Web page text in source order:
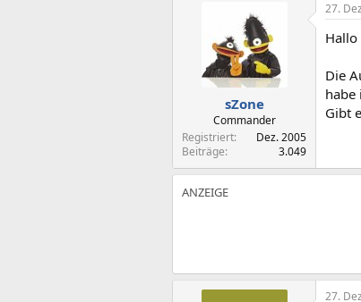
t
e
l
l
t
a
m
sZone
Commander
Registriert
Dez. 2005
Beiträge
3.049
27.
Hallo
Die
habe
Gibt
27.